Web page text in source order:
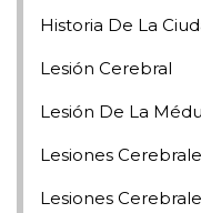
Historia De La
Lesión Cerebral
Lesión De La
Lesiones
Lesiones